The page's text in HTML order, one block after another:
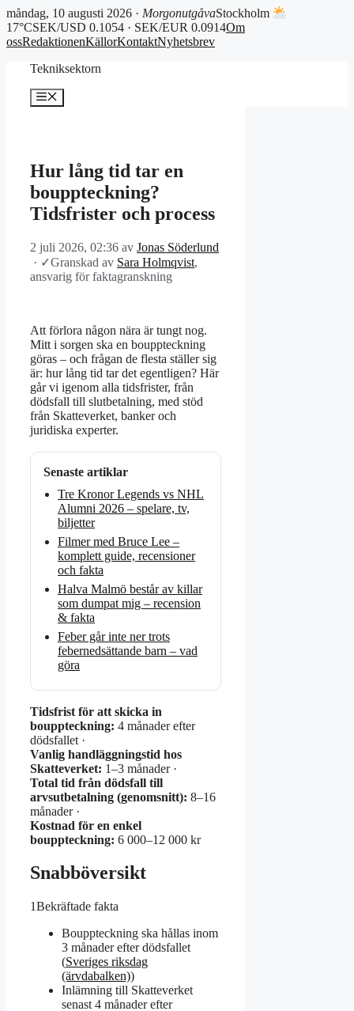
måndag, 10 augusti 2026 · MorgonutgåvaStockholm
17°CSEK/USD 0.1054 · SEK/EUR 0.0914Om
ossRedaktionenKällorKontaktNyhetsbrev
Tekniksektorn
Meny
Hur lång tid tar en
bouppteckning?
Tidsfrister och process
2 juli 2026, 02:36 av Jonas Söderlund
· ✓Granskad av Sara Holmqvist,
ansvarig för faktagranskning
Att förlora någon nära är tungt nog.
Mitt i sorgen ska en bouppteckning
göras – och frågan de flesta ställer sig
är: hur lång tid tar det egentligen? Här
går vi igenom alla tidsfrister, från
dödsfall till slutbetalning, med stöd
från Skatteverket, banker och
juridiska experter.
Senaste artiklar
Tre Kronor Legends vs NHL
Alumni 2026 – spelare, tv,
biljetter
Filmer med Bruce Lee –
komplett guide, recensioner
och fakta
Halva Malmö består av killar
som dumpat mig – recension
& fakta
Feber går inte ner trots
febernedsättande barn – vad
göra
Tidsfrist för att skicka in
bouppteckning: 4 månader efter
dödsfallet ·
Vanlig handläggningstid hos
Skatteverket: 1–3 månader ·
Total tid från dödsfall till
arvsutbetalning (genomsnitt): 8–16
månader ·
Kostnad för en enkel
bouppteckning: 6 000–12 000 kr
Snabböversikt
1Bekräftade fakta
Bouppteckning ska hållas inom
3 månader efter dödsfallet
(Sveriges riksdag
(ärvdabalken))
Inlämning till Skatteverket
senast 4 månader efter